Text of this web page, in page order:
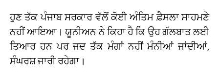
ਹੁਣ ਤੱਕ ਪੰਜਾਬ ਸਰਕਾਰ ਵੱਲੋਂ ਕੋਈ ਅੰਤਿਮ ਫ਼ੈਸਲਾ ਸਾਹਮਣੇ
ਨਹੀਂ ਆਇਆ। ਯੂਨੀਅਨ ਨੇ ਕਿਹਾ ਹੈ ਕਿ ਉਹ ਗੱਲਬਾਤ ਲਈ
ਤਿਆਰ ਹਨ ਪਰ ਜਦ ਤੱਕ ਮੰਗਾਂ ਨਹੀਂ ਮੰਨੀਆਂ ਜਾਂਦੀਆਂ,
ਸੰਘਰਸ਼ ਜਾਰੀ ਰਹੇਗਾ।